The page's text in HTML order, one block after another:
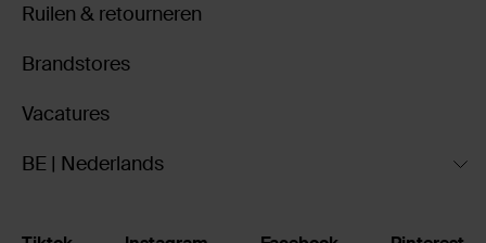
Ruilen & retourneren
Brandstores
Vacatures
BE | Nederlands